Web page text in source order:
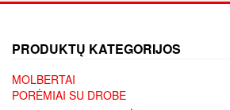
PRODUKTŲ KATEGORIJOS
MOLBERTAI
PORĖMIAI SU DROBE